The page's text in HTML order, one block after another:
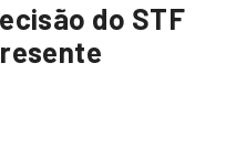
do STF